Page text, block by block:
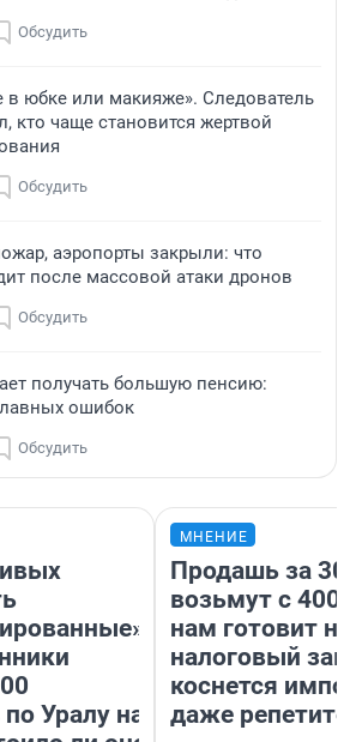
Обсудить
в юбке или макияже». Следователь
кто чаще становится жертвой
Обсудить
аэропорты закрыли: что
после массовой атаки дронов
Обсудить
получать большую пенсию:
ошибок
Обсудить
Уралу на
МНЕНИЕ
Продашь за
возьмут с
нам готовит
налоговый
коснется
даже